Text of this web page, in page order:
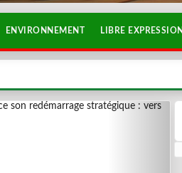
ENVIRONNEMENT LIBRE EXPRESSION